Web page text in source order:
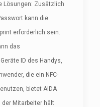
Lösungen: Zusätzlich
kann die
erforderlich sein.
das
ID des Handys,
die ein NFC-
bietet AIDA
Mitarbeiter hält